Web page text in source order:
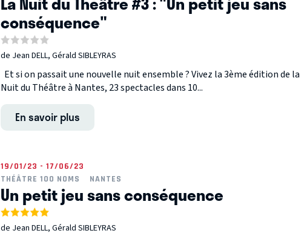
conséquence"
de Jean DELL, Gérald SIBLEYRAS
Et si on passait une nouvelle nuit ensemble ? Vivez la 3ème édition de la
Nuit du Théâtre à Nantes, 23 spectacles dans 10...
En savoir plus
19/01/23 - 17/06/23
THÉÂTRE 100 NOMS
NANTES
Un petit jeu sans conséquence
de Jean DELL, Gérald SIBLEYRAS